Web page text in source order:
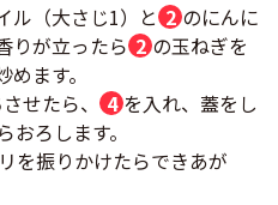
ル（大さじ1）と 2 のにんに
りが立ったら 2 の玉ねぎを
ます。
せたら、
4 を入れ、蓋をし
ろします。
を振りかけたらできあが